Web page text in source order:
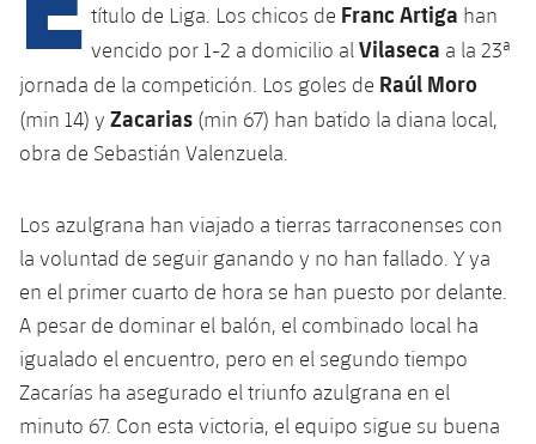
plusicon
más
Instalaciones
Palau Blaugrana
Estadi Johan Cruyff
Barça Cafe
plusicon
más
título de Liga. Los chicos de Franc Artiga han
vencido por 1-2 a domicilio al Vilaseca a la 23ª
jornada de la competición. Los goles de Raúl Moro
(min 14) y Zacarias (min 67) han batido la diana local,
obra de Sebastián Valenzuela.
Los azulgrana han viajado a tierras tarraconenses con
la voluntad de seguir ganando y no han fallado. Y ya
en el primer cuarto de hora se han puesto por delante.
A pesar de dominar el balón, el combinado local ha
igualado el encuentro, pero en el segundo tiempo
Zacarías ha asegurado el triunfo azulgrana en el
minuto 67. Con esta victoria, el equipo sigue su buena